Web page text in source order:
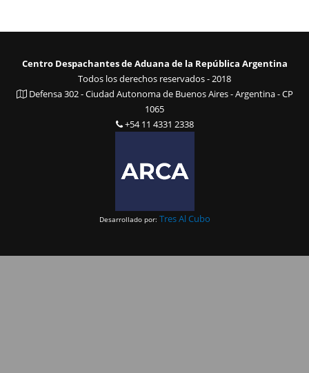
Centro Despachantes de Aduana de la República Argentina
Todos los derechos reservados - 2018
Defensa 302 - Ciudad Autonoma de Buenos Aires - Argentina - CP
1065
+54 11 4331 2338
Desarrollado por: Tres Al Cubo